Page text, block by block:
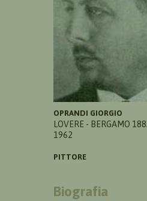
OPRANDI GIORGIO
LOVERE - BERGAMO
1962
PITTORE
Biografia